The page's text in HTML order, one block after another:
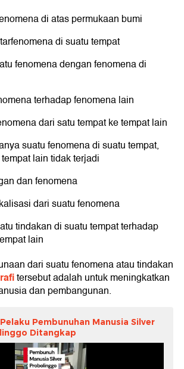
di atas permukaan bumi
di suatu tempat
fenomena dengan fenomena di
terhadap fenomena lain
dari satu tempat ke tempat lain
suatu fenomena di suatu tempat,
lain tidak terjadi
dan fenomena
dari suatu fenomena
tindakan di suatu tempat terhadap
lain
dari suatu fenomena atau tindakan
tersebut adalah untuk meningkatkan
dan pembangunan.
Pembunuhan Manusia Silver
Ditangkap